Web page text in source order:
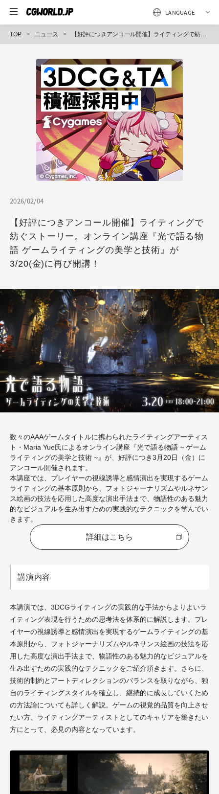
TOP ニュース 【好評につきアンコール開催】ライティングで紡ぐストーリー。オンライン講座『光で語る物語 ゲームライティングの美学と技術』が3/20(金)に再び開講！
2026/02/04
【好評につきアンコール開催】ライティングで
紡ぐストーリー。オンライン講座『光で語る物
語 ゲームライティングの美学と技術』が
3/20(金)に再び開講！
数々のAAAゲームタイトルに携わられたライティングアーティス
ト・Maria Yue氏によるオンライン講座『光で語る物語 ~ ゲーム
ライティングの美学と技術 ~』が、好評につき3月20日（金）に
アンコール開催されます。
本講座では、プレイヤーの視線誘導と感情演出を実現するゲーム
ライティングの基本原則から、フォトジャーナリズムやルネサン
ス絵画の技法を応用した高度な演出手法まで、物語性のある魅力
的なビジュアルを生み出すための実践的なテクニックを学んでい
きます。
詳細はこちら
講演内容
本講演では、3DCGライティングの実践的な手法からよりよいラ
イティング表現を行うための思考法を体系的に解説します。プレ
イヤーの視線誘導と感情演出を実現するゲームライティングの基
本原則から、フォトジャーナリズムやルネサンス絵画の技法を応
用した高度な演出手法まで、物語性のある魅力的なビジュアルを
生み出すための実践的なテクニックをご紹介頂きます。さらに、
技術的制約とアートディレクションのバランスを取りながら、独
自のライティングスタイルを確立し、継続的に成長していくため
の方法論についても詳しく解説。ゲームの視覚的品質を向上させ
たい方、ライティングアーティストとしてのキャリアを築きたい
方にとって、必見の内容となっています。